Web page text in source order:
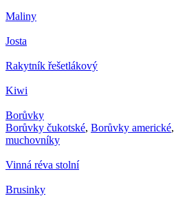
Maliny
Josta
Rakytník řešetlákový
Kiwi
Borůvky
Borůvky čukotské, Borůvky americké,
muchovníky
Vinná réva stolní
Brusinky